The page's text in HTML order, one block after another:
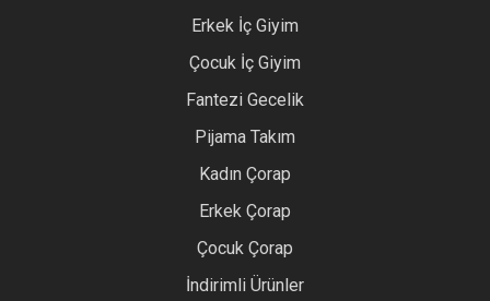
Erkek İç Giyim
Çocuk İç Giyim
Fantezi Gecelik
Pijama Takım
Kadın Çorap
Erkek Çorap
Çocuk Çorap
İndirimli Ürünler